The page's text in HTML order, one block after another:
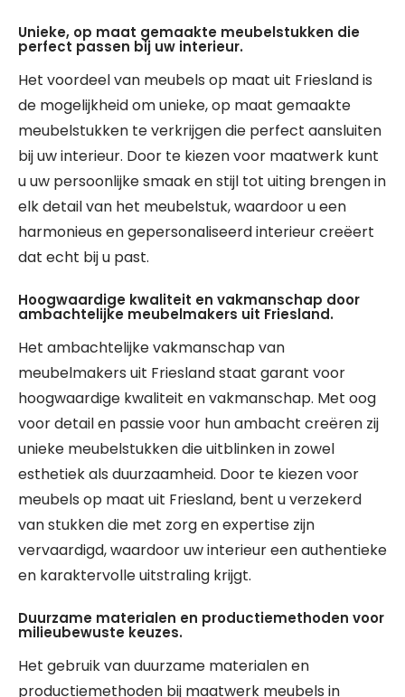
Unieke, op maat gemaakte meubelstukken die
perfect passen bij uw interieur.
Het voordeel van meubels op maat uit Friesland is
de mogelijkheid om unieke, op maat gemaakte
meubelstukken te verkrijgen die perfect aansluiten
bij uw interieur. Door te kiezen voor maatwerk kunt
u uw persoonlijke smaak en stijl tot uiting brengen in
elk detail van het meubelstuk, waardoor u een
harmonieus en gepersonaliseerd interieur creëert
dat echt bij u past.
Hoogwaardige kwaliteit en vakmanschap door
ambachtelijke meubelmakers uit Friesland.
Het ambachtelijke vakmanschap van
meubelmakers uit Friesland staat garant voor
hoogwaardige kwaliteit en vakmanschap. Met oog
voor detail en passie voor hun ambacht creëren zij
unieke meubelstukken die uitblinken in zowel
esthetiek als duurzaamheid. Door te kiezen voor
meubels op maat uit Friesland, bent u verzekerd
van stukken die met zorg en expertise zijn
vervaardigd, waardoor uw interieur een authentieke
en karaktervolle uitstraling krijgt.
Duurzame materialen en productiemethoden voor
milieubewuste keuzes.
Het gebruik van duurzame materialen en
productiemethoden bij maatwerk meubels in